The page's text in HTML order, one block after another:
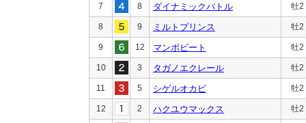
7 8 ダイナミックバトル 牡2
8 9 ミルトプリンス 牡2
9 12 マンボビート 牡2
10 3 タガノエクレール 牡2
11 5 シゲルオカピ 牡2
12 2 ハクユウマックス 牡2